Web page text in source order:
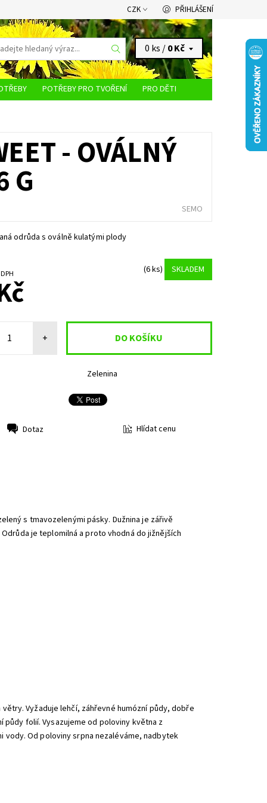
CZK PŘIHLÁŠENÍ
0 ks /0 Kč
POTŘEBY PRO TVOŘENÍ
PRO DĚTI
- OVÁLNÝ
G
SEMO
odrůda s oválně kulatými plody
DPH (6 ks) SKLADEM
+
Zelenina
Dotaz Hlídat cenu
s tmavozelenými pásky. Dužnina je zářivě
je teplomilná a proto vhodná do jižnějších
Vyžaduje lehčí, záhřevné humózní půdy, dobře
folií. Vysazujeme od poloviny května z
vody. Od poloviny srpna nezaléváme, nadbytek